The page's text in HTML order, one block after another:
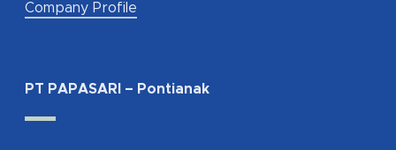
Company Profile
PT PAPASARI – Pontianak